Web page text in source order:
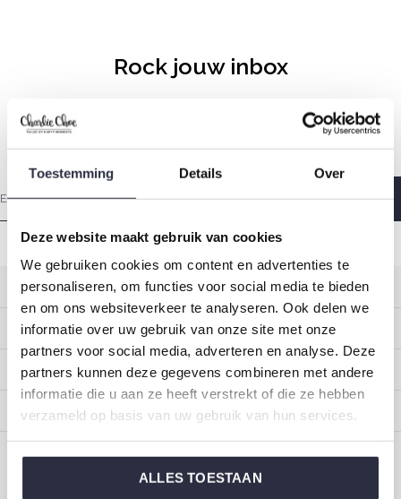
Toestemming Details Over
Deze website maakt gebruik van cookies
We gebruiken cookies om content en advertenties te
personaliseren, om functies voor social media te bieden
en om ons websiteverkeer te analyseren. Ook delen we
informatie over uw gebruik van onze site met onze
partners voor social media, adverteren en analyse. Deze
partners kunnen deze gegevens combineren met andere
informatie die u aan ze heeft verstrekt of die ze hebben
verzameld op basis van uw gebruik van hun services.
ALLES TOESTAAN
Rock jouw inbox
Elke zondagochtend met liefde gemaakt zodat jij heerlijk
Klantenservice
Mijn account
Categorieën
Over ons